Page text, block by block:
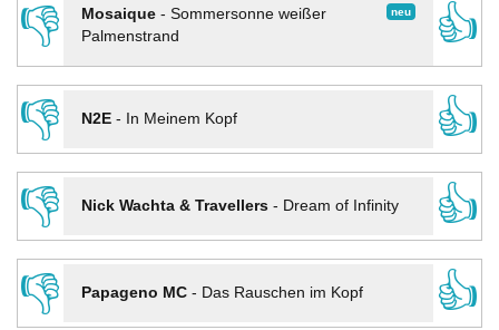
👎
neu
Mosaique- Sommersonne weißer
Palmenstrand
👍
👎
N2E- In Meinem Kopf
👍
👎
Nick Wachta & Travellers- Dream of Infinity
👍
👎
Papageno MC- Das Rauschen im Kopf
👍